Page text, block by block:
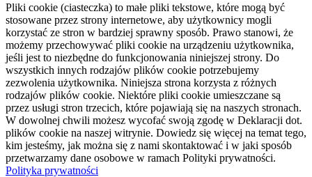
Pliki cookie (ciasteczka) to małe pliki tekstowe, które mogą być
stosowane przez strony internetowe, aby użytkownicy mogli
korzystać ze stron w bardziej sprawny sposób. Prawo stanowi, że
możemy przechowywać pliki cookie na urządzeniu użytkownika,
jeśli jest to niezbędne do funkcjonowania niniejszej strony. Do
wszystkich innych rodzajów plików cookie potrzebujemy
zezwolenia użytkownika. Niniejsza strona korzysta z różnych
rodzajów plików cookie. Niektóre pliki cookie umieszczane są
przez usługi stron trzecich, które pojawiają się na naszych stronach.
W dowolnej chwili możesz wycofać swoją zgodę w Deklaracji dot.
plików cookie na naszej witrynie. Dowiedz się więcej na temat tego,
kim jesteśmy, jak można się z nami skontaktować i w jaki sposób
przetwarzamy dane osobowe w ramach Polityki prywatności.
Polityka prywatności